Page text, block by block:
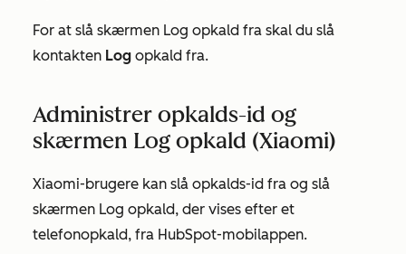
For at slå skærmen Log opkald fra skal du slå
kontakten Log opkald fra.
Administrer opkalds-id og
skærmen Log opkald (Xiaomi)
Xiaomi-brugere kan slå opkalds-id fra og slå
skærmen Log opkald, der vises efter et
telefonopkald, fra HubSpot-mobilappen.